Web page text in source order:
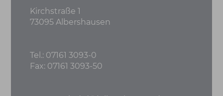
Kirchstraße 1
73095 Albershausen
Tel.: 07161 3093-0
Fax: 07161 3093-50